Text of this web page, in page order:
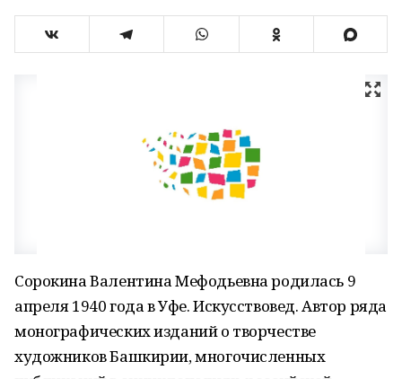
Сорокина Валентина Мефодьевна родилась 9
апреля 1940 года в Уфе. Искусствовед. Автор ряда
монографических изданий о творчестве
художников Башкирии, многочисленных